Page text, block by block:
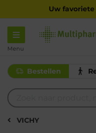
Uw
Menu
Bestellen
VICHY